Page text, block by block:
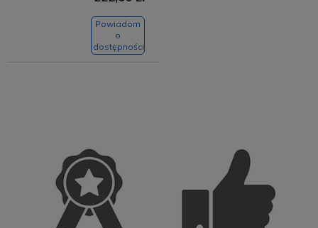
Powiadom
o
dostępności